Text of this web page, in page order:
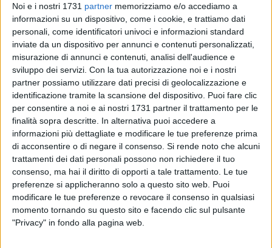
Noi e i nostri 1731 partner memorizziamo e/o accediamo a
informazioni su un dispositivo, come i cookie, e trattiamo dati
personali, come identificatori univoci e informazioni standard
inviate da un dispositivo per annunci e contenuti personalizzati,
misurazione di annunci e contenuti, analisi dell'audience e
sviluppo dei servizi. Con la tua autorizzazione noi e i nostri
partner possiamo utilizzare dati precisi di geolocalizzazione e
identificazione tramite la scansione del dispositivo. Puoi fare clic
per consentire a noi e ai nostri 1731 partner il trattamento per le
finalità sopra descritte. In alternativa puoi accedere a
informazioni più dettagliate e modificare le tue preferenze prima
di acconsentire o di negare il consenso. Si rende noto che alcuni
trattamenti dei dati personali possono non richiedere il tuo
consenso, ma hai il diritto di opporti a tale trattamento. Le tue
preferenze si applicheranno solo a questo sito web. Puoi
modificare le tue preferenze o revocare il consenso in qualsiasi
momento tornando su questo sito e facendo clic sul pulsante
"Privacy" in fondo alla pagina web.
Una delegazione delle classi terze della
"Cotugno" di Ruvo in visita a Palazzo Madama
RUVO - 2 FEBBRAIO 2025
L'Istituto Professionale 'Tandoi' presenta i suoi
corsi
RUVO - 22 GENNAIO 2025
Il Giorno della Memoria al Comprensivo "Bovio-
Cotugno" di Ruvo di Puglia
RUVO - 10 GENNAIO 2025
Nuove opportunità per gli adulti: al via il corso
serale dell'alberghiero Tandoi di Corato
RUVO - 10 GENNAIO 2025